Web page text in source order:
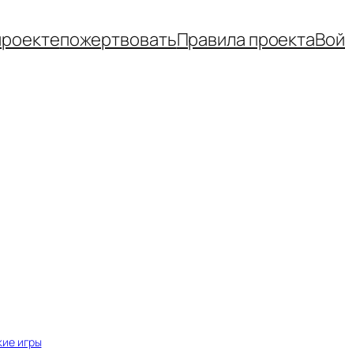
пожертвоватьПравила проекта
игры